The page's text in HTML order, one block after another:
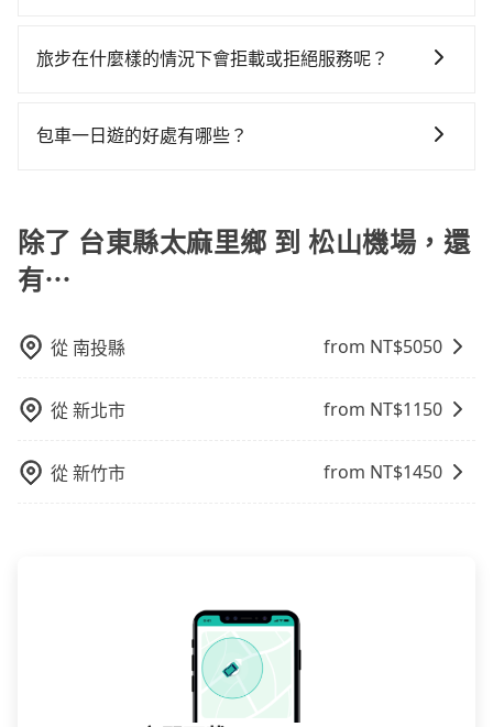
確實搭乘高鐵可以比坐車快12分鐘，但卻要額外支出約
參考tripool的拼車共乘服務，最多可再節省50%的交通
事後也無法申訴退費。
比較寬鬆且不介意耗時轉乘可選大眾運輸或較貴的計程
車。 時間：需在特定時間到達目的地可選包車或計程
不同之處： 計時包車：計時包車是按照用車時間來計
多個地點間來回穿梭的客戶，例如市區觀光、商務差旅
個城市到另一個城市的長途包車。
旅步在什麼樣的情況下會拒載或拒絕服務呢？
原因，司機有權拒絕服務： 1) 當日搭車人數或行李超過
童的安全，依道路交通安全規則規定，四歲以下的孩童
必須乘坐兒童座椅。 3) 搭乘寵物友善專車卻沒有裝籠。
避免影響行車安全，請您務將寵物置入提籠或提袋內。
包車一日遊的好處有哪些？
體驗當地文化和風土人情，此外，包車還可以省去您自
己開車也無需擔心路線和交通的問題，更可以在舒適的
環境中專心欣賞當地美景和文化，讓您的旅程更加輕鬆
除了 台東縣太麻里鄉 到 松山機場，還
有⋯
從 南投縣 from NT$5050
從新北市 from NT$1150
從新竹市 from NT$1450